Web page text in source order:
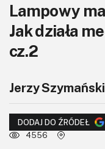
Kursy
DIY+
KITy
Lampowy
Jak działa
cz.2
Jerzy Szymański
DODAJ DO ŹRÓDEŁ
4556